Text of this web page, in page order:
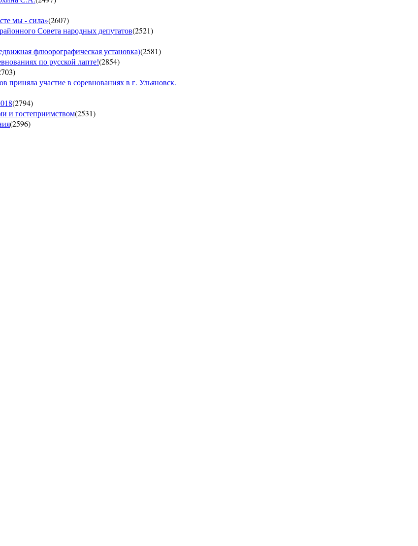
мы - сила»(2607)
Совета народных депутатов(2521)
флюорографическая установка)(2581)
по русской лапте!(2854)
)
приняла участие в соревнованиях в г. Ульяновск.
(2794)
и гостеприимством(2531)
(2596)